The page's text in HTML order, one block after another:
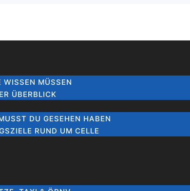
WISSEN MÜSSEN
ÜBERBLICK
DU GESEHEN HABEN
RUND UM CELLE